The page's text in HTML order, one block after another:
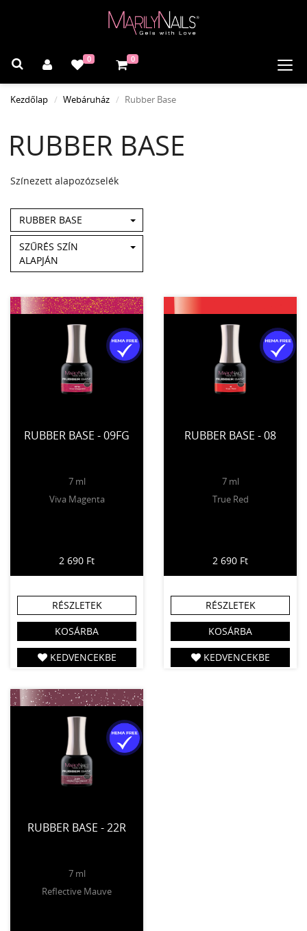
0 0
Kezdőlap Webáruház Rubber Base
RUBBER BASE
Színezett alapozózselék
RUBBER BASE
SZŰRÉS SZÍN
ALAPJÁN
RUBBER BASE - 09FG
7 ml
Viva Magenta
2 690 Ft
RÉSZLETEK
KOSÁRBA
KEDVENCEKBE
RUBBER BASE - 08
7 ml
True Red
2 690 Ft
RÉSZLETEK
KOSÁRBA
KEDVENCEKBE
RUBBER BASE - 22R
7 ml
Reflective Mauve